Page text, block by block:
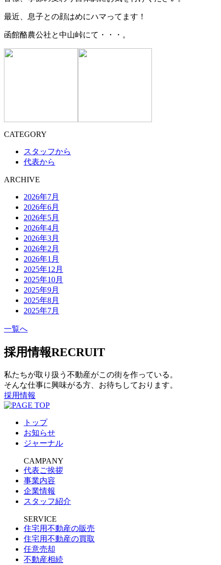
最近、息子との顔はめにハマってます！
函館酪農公社と中山峠にて・・・。
CATEGORY
スタッフから
代表から
ARCHIVE
2026年7月
2026年6月
2026年5月
2026年4月
2026年3月
2026年2月
2026年1月
2025年12月
2025年10月
2025年9月
2025年8月
2025年7月
一覧へ
採用情報RECRUIT
私たちが取り扱う不動産がこの街を作っている。
そんな仕事に興味がる方、お待ちしております。
採用情報
トップ
お知らせ
ジャーナル
CAMPANY
代表ご挨拶
事業内容
企業情報
スタッフ紹介
SERVICE
住宅用不動産の販売
住宅用不動産の買取
任意売却
不動産相続